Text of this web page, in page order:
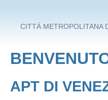
CITTÀ METROPOLITANA
APT DI